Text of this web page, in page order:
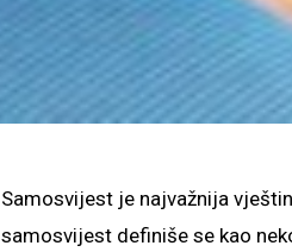
Samosvijest je najvažnija
samosvijest definiše se kao